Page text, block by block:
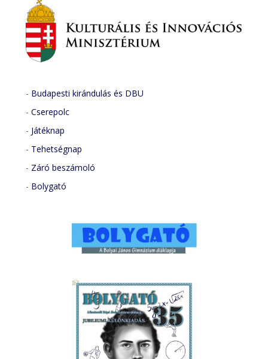
- Budapesti kirándulás és DBU
-Cserepolc
- Játéknap
- Tehetségnap
- Záró beszámoló
- Bolygató